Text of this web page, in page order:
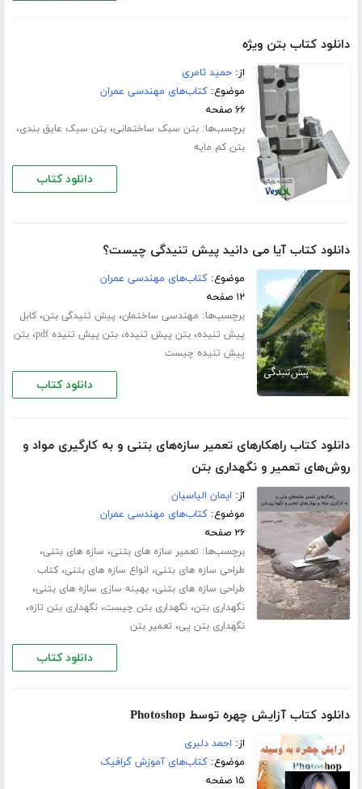
دانلود کتاب بتن ویژه
از:حمید ثامری
موضوع:کتاب‌های مهندسی عمران
۶۶ صفحه
برچسب‌ها:بتن سبک ساختمانی،بتن سبک عایق بندی،
بتن کم مایه
دانلود کتاب
دانلود کتاب آیا می دانید پیش تنیدگی چیست؟
موضوع:کتاب‌های مهندسی عمران
۱۲ صفحه
برچسب‌ها: مهندسی ساختمان، پیش تنیدگی بتن،کابل
پیش تنیده،بتن پیش تنیده،بتن پیش تنیده pdf ،بتن
پیش تنیده چیست
دانلود کتاب
دانلود کتاب راھکارھای تعمیر سازه‌ھای بتنی و به کارگیری مواد و
روش‌ھای تعمیر و نگھداری بتن
از: ایمان الیاسیان
موضوع:کتاب‌های مهندسی عمران
۲۶ صفحه
برچسب‌ها: تعمیر سازه های بتنی، سازه های بتنی،
طراحی سازه های بتنی، انواع سازه های بتنی،کتاب
طراحی سازه های بتنی،بهینه سازی سازه های بتنی،
نگهداری بتن،نگهداری بتن چیست،نگهداری بتن تازه،
نگهداری بتن پی، تعمیر بتن
دانلود کتاب
دانلود کتاب آزایش چهره توسط Photoshop
از: احمد دلبری
موضوع:کتاب‌های آموزش گرافیک
۱۵ صفحه